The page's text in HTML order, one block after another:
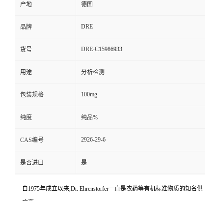
产地 德国
品牌 DRE
货号 DRE-C15986933
用途 分析检测
包装规格 100mg
纯度 纯品%
CAS编号 2926-29-6
是否进口 是
自1975年成立以来,Dr. Ehrenstorfer一直是农药等有机标准物质的知名供